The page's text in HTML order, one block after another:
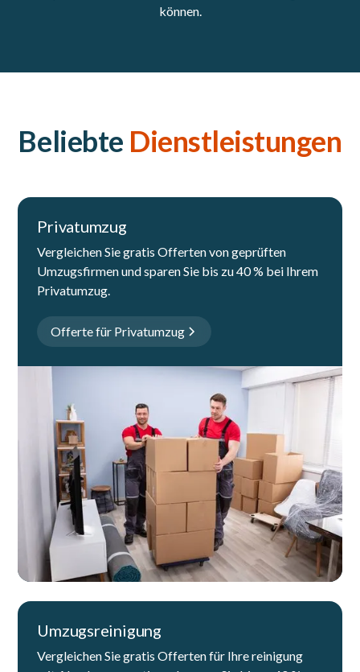
können.
Beliebte Dienstleistungen
Privatumzug
Vergleichen Sie gratis Offerten von geprüften
Umzugsfirmen und sparen Sie bis zu 40 % bei Ihrem
Privatumzug.
Offerte für Privatumzug
Umzugsreinigung
Vergleichen Sie gratis Offerten für Ihre reinigung